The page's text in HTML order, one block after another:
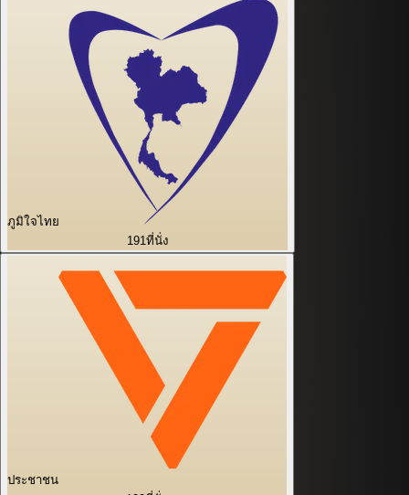
ภูมิใจไทย
191ที่นั่ง
ประชาชน